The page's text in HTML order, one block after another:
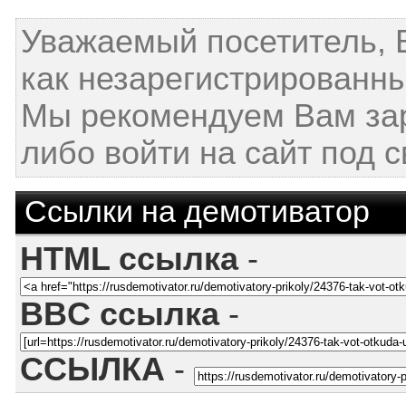
Уважаемый посетитель,
как
Мы рекомендуем Вам
либо войти на сайт под
Ссылки на демотиватор
HTML ссылка-
BBC ссылка-
ССЫЛКА -